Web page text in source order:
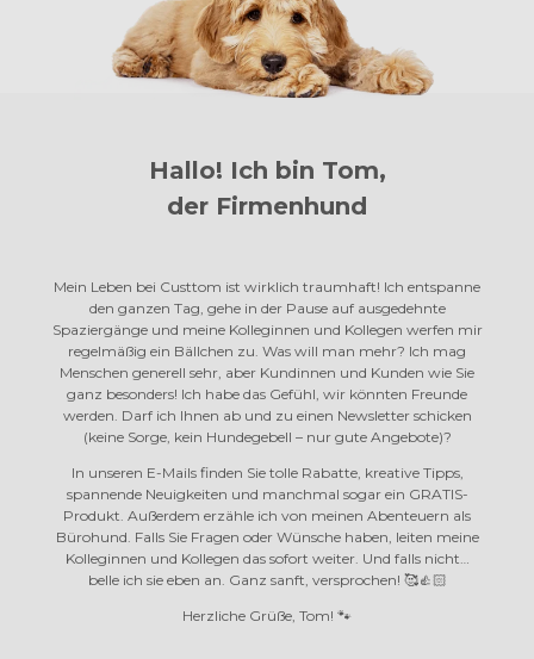
Hallo! Ich bin Tom,
der Firmenhund
Mein Leben bei Custtom ist wirklich traumhaft! Ich entspanne
den ganzen Tag, gehe in der Pause auf ausgedehnte
Spaziergänge und meine Kolleginnen und Kollegen werfen mir
regelmäßig ein Bällchen zu. Was will man mehr? Ich mag
Menschen generell sehr, aber Kundinnen und Kunden wie Sie
ganz besonders! Ich habe das Gefühl, wir könnten Freunde
werden. Darf ich Ihnen ab und zu einen Newsletter schicken
(keine Sorge, kein Hundegebell – nur gute Angebote)?
In unseren E-Mails finden Sie tolle Rabatte, kreative Tipps,
spannende Neuigkeiten und manchmal sogar ein GRATIS-
Produkt. Außerdem erzähle ich von meinen Abenteuern als
Bürohund. Falls Sie Fragen oder Wünsche haben, leiten meine
Kolleginnen und Kollegen das sofort weiter. Und falls nicht…
belle ich sie eben an. Ganz sanft, versprochen! 🥰👍🏻
Herzliche Grüße, Tom! 🐾